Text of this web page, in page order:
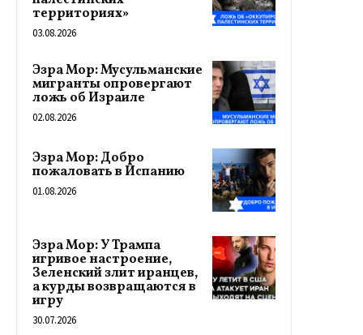
территориях»
03.08.2026
Эзра Мор: Мусульманские
мигранты опровергают
ложь об Израиле
02.08.2026
Эзра Мор: Добро
пожаловать в Испанию
01.08.2026
Эзра Мор: У Трампа
игривое настроение,
Зеленский злит иранцев,
а курды возвращаются в
игру
30.07.2026